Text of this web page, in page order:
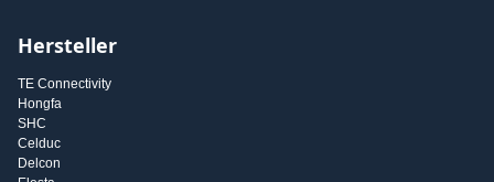
Hersteller
TE Connectivity
Hongfa
SHC
Celduc
Delcon